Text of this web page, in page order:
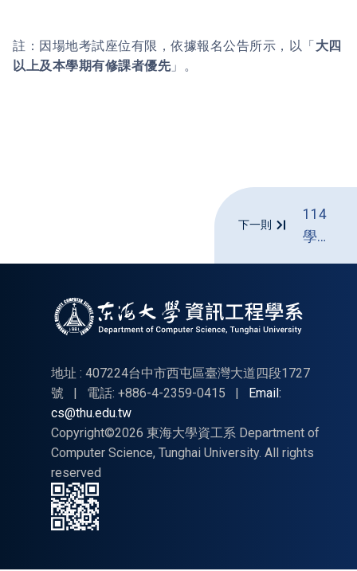
註：因場地考試座位有限，依據報名公告所示，以「大四
以上及本學期有修課者優先」。
下一則
114
學年
地址 : 407224台中市西屯區臺灣大道四段1727
號
| 電話: +886-4-2359-0415 |
Email:
cs@thu.edu.tw
Copyright©2026 東海大學資工系 Department of
Computer Science, Tunghai University. All rights
reserved